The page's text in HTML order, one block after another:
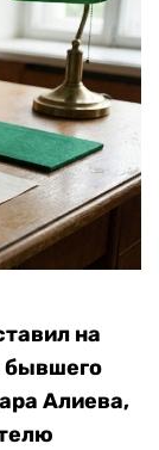
на
бывшего
Алиева,